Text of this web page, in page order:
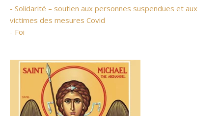
- Solidarité – soutien aux personnes suspendues et aux
victimes des mesures Covid
- Foi